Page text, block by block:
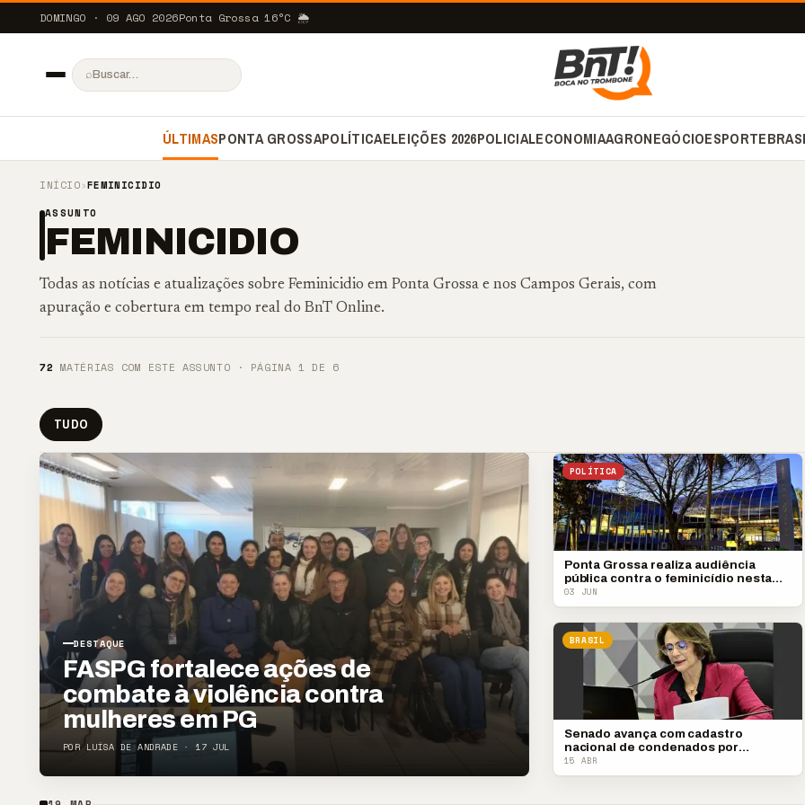
DOMINGO · 09 AGO 2026Ponta Grossa16°C 🌦️
⌕
ÚLTIMASPONTA GROSSAPOLÍTICAELEIÇÕES 2026POLICIALECONOMIAAGRONEGÓCIOESPORTE
INÍCIO›FEMINICIDIO
ASSUNTO
FEMINICIDIO
Todas as notícias e atualizações sobre Feminicidio em Ponta Grossa e nos Campos Gerais, com
apuração e cobertura em tempo real do BnT Online.
72 MATÉRIAS COM ESTE ASSUNTO · PÁGINA 1 DE 6
TUDO
DESTAQUE
FASPG fortalece ações de
combate à violência contra
mulheres em PG
POR LUÍSA DE ANDRADE · 17 JUL
POLÍTICA
Ponta Grossa realiza audiência
pública contra o feminicídio nesta
quarta
03 JUN
BRASIL
Senado avança com cadastro
nacional de condenados por
violência contra a mulher
15 ABR